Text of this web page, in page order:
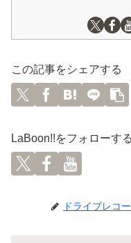
この記事をシェアする
LaBoon!!をフォローする
ドライブレコ